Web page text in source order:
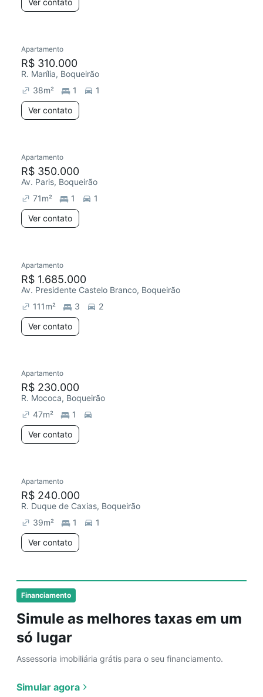
Financiamento
Simule as melhores taxas em um
só lugar
Assessoria imobiliária grátis para o seu financiamento.
Simular agora
Ver contato
Apartamento
R$ 310.000
R. Marília, Boqueirão
38m² 1
1
Ver contato
Apartamento
R$ 350.000
Av. Paris, Boqueirão
71m² 1
1
Ver contato
Apartamento
R$ 1.685.000
Av. Presidente Castelo Branco, Boqueirão
111m² 3
2
Ver contato
Apartamento
R$ 230.000
R. Mococa, Boqueirão
47m²
1
Ver contato
Apartamento
R$ 240.000
R. Duque de Caxias, Boqueirão
39m² 1
1
Ver contato